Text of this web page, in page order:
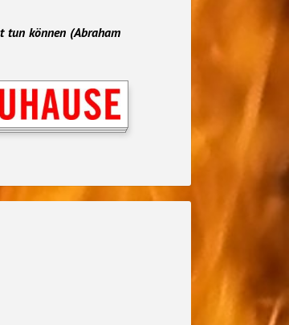
tun können (Abraham